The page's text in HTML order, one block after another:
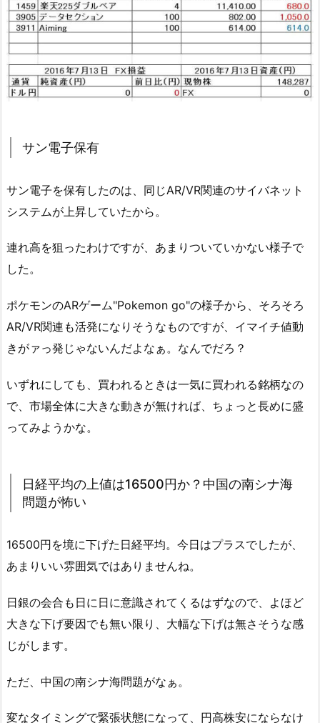
サン電子保有
サン電子を保有したのは、同じAR/VR関連のサイバネット
システムが上昇していたから。
連れ高を狙ったわけですが、あまりついていかない様子で
した。
ポケモンのARゲーム"Pokemon go"の様子から、そろそろ
AR/VR関連も活発になりそうなものですが、イマイチ値動
きがァっ発じゃないんだよなぁ。なんでだろ？
いずれにしても、買われるときは一気に買われる銘柄なの
で、市場全体に大きな動きが無ければ、ちょっと長めに盛
ってみようかな。
日経平均の上値は16500円か？中国の南シナ海
問題が怖い
16500円を境に下げた日経平均。今日はプラスでしたが、
あまりいい雰囲気ではありませんね。
日銀の会合も日に日に意識されてくるはずなので、よほど
大きな下げ要因でも無い限り、大幅な下げは無さそうな感
じがします。
ただ、中国の南シナ海問題がなぁ。
変なタイミングで緊張状態になって、円高株安にならなけ